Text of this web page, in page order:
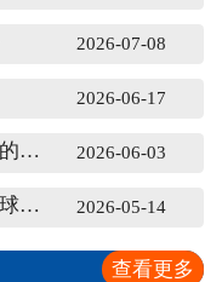
2026-07-08
2026-06-17
2026-06-03
细说吉林硅钙合金在炼钢工业中的作用
2026-05-14
如何在应用中充分发挥吉林硅铁球的作用
查看更多